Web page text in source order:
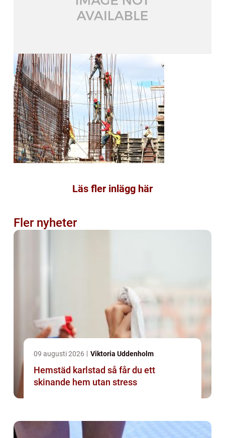
Läs fler inlägg här
Fler nyheter
09 augusti 2026 Viktoria Uddenholm
Hemstäd karlstad så får du ett
skinande hem utan stress